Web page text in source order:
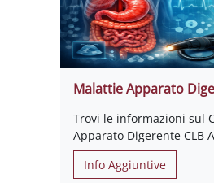
Malattie Apparato
Trovi le informazioni sul
Apparato Digerente CLB
Info Aggiuntive